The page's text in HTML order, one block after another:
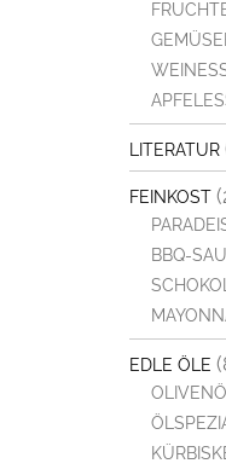
LITERATUR
FEINKOST
BBQ-
EDLE ÖLE